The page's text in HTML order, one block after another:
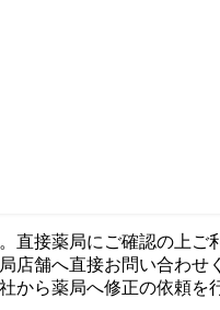
接薬局にご確認の上ご
舗へ直接お問い合わせ
から薬局へ修正の依頼を